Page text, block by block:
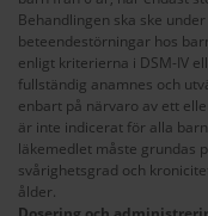
Behandlingen ska ske
beteendestörningar hos
enligt kriterierna i DSM-IV
fullständig anamnes och
enbart på närvaro av ett
är inte indicerat för alla
läkemedlet måste grundas
svårighetsgrad och
ålder.